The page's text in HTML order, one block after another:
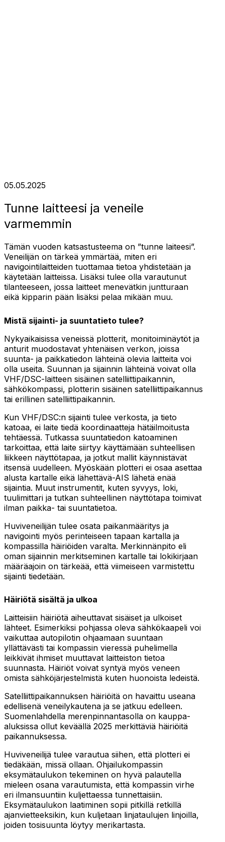
05.05.2025
Tunne laitteesi ja veneile
varmemmin
Tämän vuoden katsastusteema on ”tunne laiteesi”.
Veneilijän on tärkeä ymmärtää, miten eri
navigointilaitteiden tuottamaa tietoa yhdistetään ja
käytetään laitteissa. Lisäksi tulee olla varautunut
tilanteeseen, jossa laitteet menevätkin juntturaan
eikä kipparin pään lisäksi pelaa mikään muu.
Mistä sijainti- ja suuntatieto tulee?
Nykyaikaisissa veneissä plotterit, monitoiminäytöt ja
anturit muodostavat yhtenäisen verkon, joissa
suunta- ja paikkatiedon lähteinä olevia laitteita voi
olla useita. Suunnan ja sijainnin lähteinä voivat olla
VHF/DSC-laitteen sisäinen satelliittipaikannin,
sähkökompassi, plotterin sisäinen satelliittipaikannus
tai erillinen satelliittipaikannin.
Kun VHF/DSC:n sijainti tulee verkosta, ja tieto
katoaa, ei laite tiedä koordinaatteja hätäilmoitusta
tehtäessä. Tutkassa suuntatiedon katoaminen
tarkoittaa, että laite siirtyy käyttämään suhteellisen
liikkeen näyttötapaa, ja jotkut mallit käynnistävät
itsensä uudelleen. Myöskään plotteri ei osaa asettaa
alusta kartalle eikä lähettävä-AIS lähetä enää
sijaintia. Muut instrumentit, kuten syvyys, loki,
tuulimittari ja tutkan suhteellinen näyttötapa toimivat
ilman paikka- tai suuntatietoa.
Huviveneilijän tulee osata paikanmääritys ja
navigointi myös perinteiseen tapaan kartalla ja
kompassilla häiriöiden varalta. Merkinnänpito eli
oman sijainnin merkitseminen kartalle tai lokikirjaan
määräajoin on tärkeää, että viimeiseen varmistettu
sijainti tiedetään.
Häiriötä sisältä ja ulkoa
Laitteisiin häiriötä aiheuttavat sisäiset ja ulkoiset
lähteet. Esimerkiksi pohjassa oleva sähkökaapeli voi
vaikuttaa autopilotin ohjaamaan suuntaan
yllättävästi tai kompassin vieressä puhelimella
leikkivät ihmiset muuttavat laitteiston tietoa
suunnasta. Häiriöt voivat syntyä myös veneen
omista sähköjärjestelmistä kuten huonoista ledeistä.
Satelliittipaikannuksen häiriöitä on havaittu useana
edellisenä veneilykautena ja se jatkuu edelleen.
Suomenlahdella merenpinnantasolla on kauppa-
aluksissa ollut keväällä 2025 merkittäviä häiriöitä
paikannuksessa.
Huviveneilijä tulee varautua siihen, että plotteri ei
tiedäkään, missä ollaan. Ohjailukompassin
eksymätaulukon tekeminen on hyvä palautella
mieleen osana varautumista, että kompassin virhe
eri ilmansuuntiin kuljettaessa tunnettaisiin.
Eksymätaulukon laatiminen sopii pitkillä retkillä
ajanvietteeksikin, kun kuljetaan linjataulujen linjoilla,
joiden tosisuunta löytyy merikartasta.